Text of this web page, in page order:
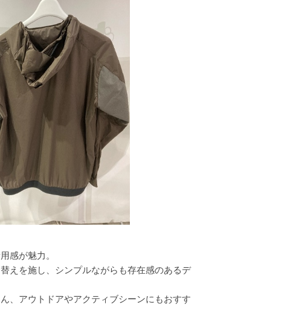
感が魅力。
えを施し、シンプルながらも存在感のあるデ
、アウトドアやアクティブシーンにもおすす